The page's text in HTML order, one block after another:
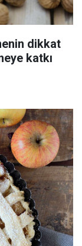
dikkat
katkı